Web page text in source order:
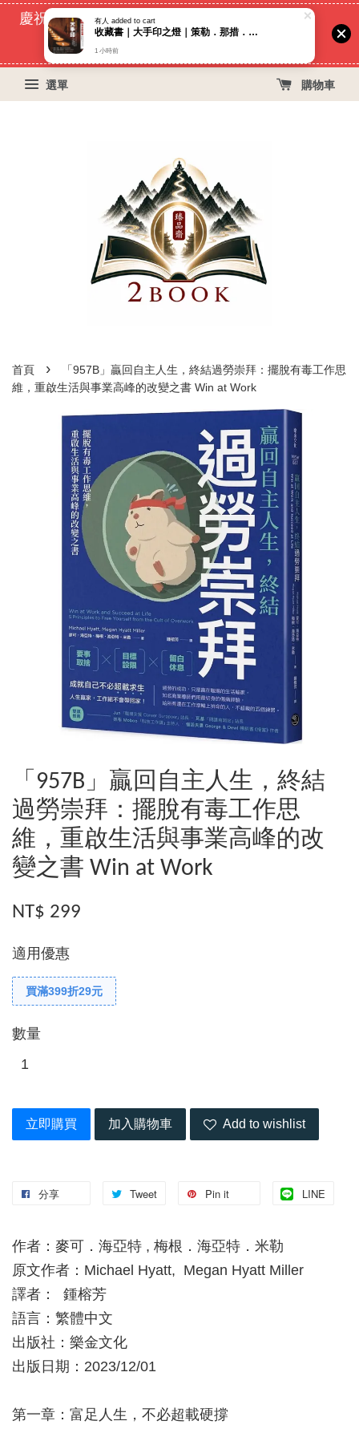
慶祝蝦皮好評過萬！買399免運費, 再立折29元
54天
選單 購物車
首頁 ›
「957B」贏回自主人生，終結過勞崇拜：擺脫有毒工作思
維，重啟生活與事業高峰的改變之書 Win at Work
「957B」贏回自主人生，終結
過勞崇拜：擺脫有毒工作思
維，重啟生活與事業高峰的改
變之書 Win at Work
NT$ 299
適用優惠
買滿399折29元
數量
立即購買 加入購物車 Add to wishlist
分享 Tweet Pin it LINE
作者：麥可．海亞特 , 梅根．海亞特．米勒
原文作者：Michael Hyatt, Megan Hyatt Miller
譯者： 鍾榕芳
語言：繁體中文
出版社：樂金文化
出版日期：2023/12/01
第一章：富足人生，不必超載硬撐
有人 added to cart
收藏書｜大手印之燈｜策勒．那措．讓卓｜財團法人靈鷲山般若文教基金會附設出版社
1 小時前